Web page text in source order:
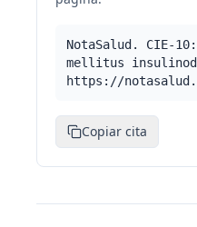
NotaSalud. CIE-
mellitus
https://
Copiar cita